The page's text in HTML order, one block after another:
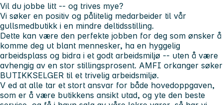
Vil du jobbe litt -- og trives mye?
Vi søker en positiv og pålitelig medarbeider til vår
gullsmedbutikk i en mindre deltidsstilling.
Dette kan være den perfekte jobben for deg som ønsker å
komme deg ut blant mennesker, ha en hyggelig
arbeidsplass og bidra i et godt arbeidsmiljø -- uten å være
avhengig av en stor stillingsprosent. AMFI orkanger søker
BUTIKKSELGER til et trivelig arbeidsmiljø.
V ed at alle tar et stort ansvar for både hovedoppgaven,
som er å være butikkens ansikt utad, og yte den beste